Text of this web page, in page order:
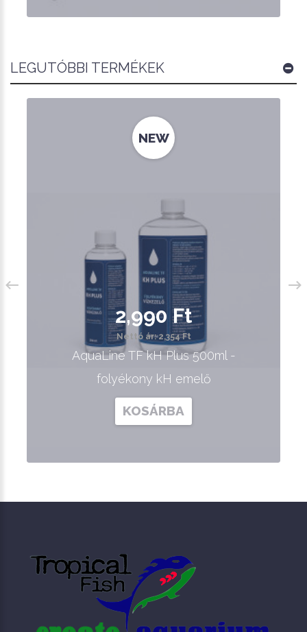
LEGUTÓBBI TERMÉKEK
NEW
2,990 Ft
Nettó ár: 2,354 Ft
AquaLine TF kH Plus 500ml -
folyékony kH emelő
KOSÁRBA